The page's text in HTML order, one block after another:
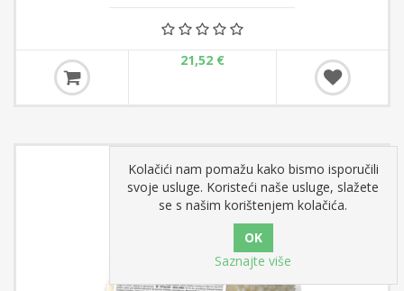
21,52 €
Kolačići nam pomažu kako bismo isporučili
svoje usluge. Koristeći naše usluge, slažete
se s našim korištenjem kolačića.
Saznajte više